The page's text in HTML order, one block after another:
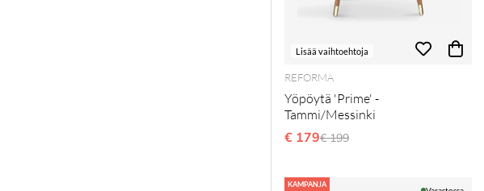
Lisää vaihtoehtoja
REFORMA
Yöpöytä 'Prime' -
Tammi/Messinki
€ 179Normaali hinta
€ 199
KAMPANJA